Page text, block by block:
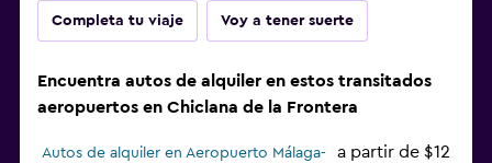
Completa tu viaje Voy a tener suerte
Encuentra autos de alquiler en estos transitados
aeropuertos en Chiclana de la Frontera
Autos de alquiler en Aeropuerto Málaga-
a partir de $12